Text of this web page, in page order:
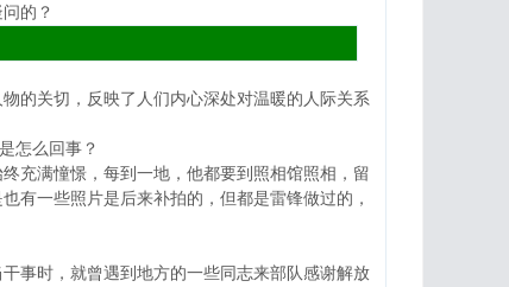
的？
的关切，反映了人们内心深处对温暖的人际关系
怎么回事？
充满憧憬，每到一地，他都要到照相馆照相，留
有一些照片是后来补拍的，但都是雷锋做过的，
事时，就曾遇到地方的一些同志来部队感谢解放